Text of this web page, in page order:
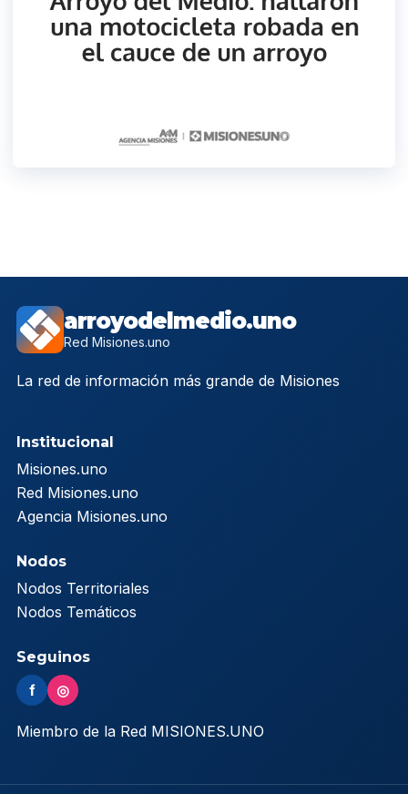
arroyodelmedio.uno
Red Misiones.uno
La red de información más grande de Misiones
Institucional
Misiones.uno
Red Misiones.uno
Agencia Misiones.uno
Nodos
Nodos Territoriales
Nodos Temáticos
Seguinos
f ◎
Miembro de la Red MISIONES.UNO